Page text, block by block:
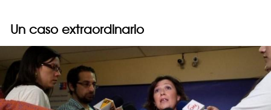
Un caso extraordinario